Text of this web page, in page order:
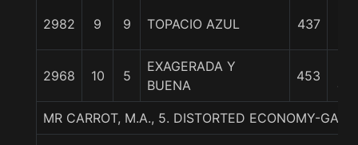
2982 9 9 TOPACIO AZUL 437
2968 10 5
EXAGERADA Y
BUENA
453
MR CARROT, M.A., 5. DISTORTED ECONOMY-